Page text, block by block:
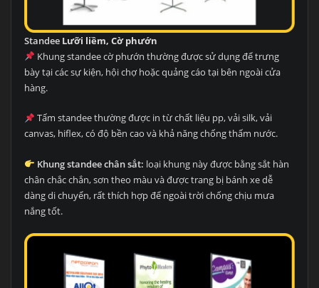
Standee Lưỡi liềm, Cờ phướn
Khung standee cờ phướn thường được sử dụng để trưng
bày tại các sự kiện, hội chợ hoặc quảng cáo tại bên ngoài cửa
hàng.
Tấm standee thường được in từ chất liệu pp, vải silk, vải
canvas, hiflex, có độ bền cao và khả năng chống thấm nước.
Khung standee chân sắt: loại khung này được bằng sắt hàn
chân chắc chắn, sơn theo màu và được trang bị bánh xe dễ
dàng di chuyển, rất thích hợp để ngoài trời chống chịu mưa
nắng tốt.